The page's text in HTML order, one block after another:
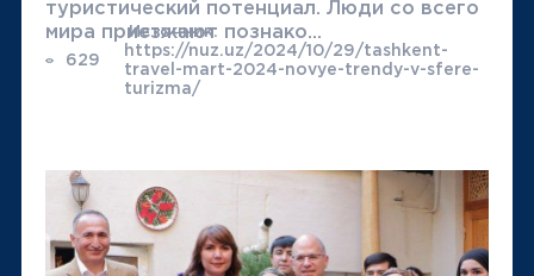
туристический потенциал. Люди со всего
мира приезжают познако...
629
Источник:
https://nuz.uz/2024/10/29/tashkent-
travel-mart-2024-novye-trendy-v-sfere-
turizma/